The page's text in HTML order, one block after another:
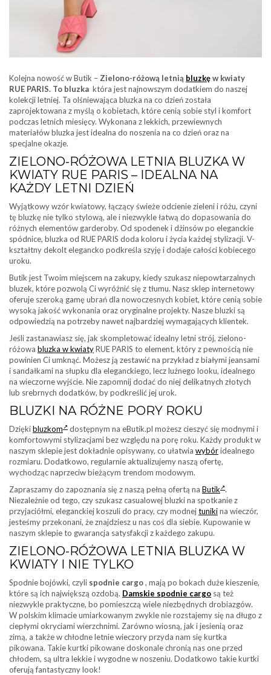
Kolejna nowość w Butik – Zielono-różową letnią bluzkęw kwiaty
RUE PARIS. To bluzka która jest najnowszym dodatkiem do naszej
kolekcji letniej. Ta olśniewająca bluzka na co dzień została
zaprojektowana z myślą o kobietach, które cenią sobie styl i komfort
podczas letnich miesięcy. Wykonana z lekkich, przewiewnych
materiałów bluzka jest idealna do noszenia na co dzień oraz na
specjalne okazje.
ZIELONO-RÓŻOWA LETNIA BLUZKA W
KWIATY RUE PARIS – IDEALNA NA
KAŻDY LETNI DZIEŃ
Wyjątkowy wzór kwiatowy, łączący świeże odcienie zieleni i różu, czyni
tę bluzkę nie tylko stylową, ale i niezwykle łatwą do dopasowania do
różnych elementów garderoby. Od spodenek i dżinsów po eleganckie
spódnice, bluzka od RUE PARIS doda koloru i życia każdej stylizacji. V-
kształtny dekolt elegancko podkreśla szyję i dodaje całości kobiecego
uroku.
Butik jest Twoim miejscem na zakupy, kiedy szukasz niepowtarzalnych
bluzek, które pozwolą Ci wyróżnić się z tłumu. Nasz sklep internetowy
oferuje szeroką gamę ubrań dla nowoczesnych kobiet, które cenią sobie
wysoką jakość wykonania oraz oryginalne projekty. Nasze bluzki są
odpowiedzią na potrzeby nawet najbardziej wymagających klientek.
Jeśli zastanawiasz się, jak skompletować idealny letni strój, zielono-
różowa bluzka w kwiatyRUE PARIS to element, który z pewnością nie
powinien Ci umknąć. Możesz ją zestawić na przykład z białymi jeansami
i sandałkami na słupku dla eleganckiego, lecz luźnego looku, idealnego
na wieczorne wyjście. Nie zapomnij dodać do niej delikatnych złotych
lub srebrnych dodatków, by podkreślić jej urok.
BLUZKI NA RÓŻNE PORY ROKU
Dziękibluzkom
dostępnym na eButik.pl możesz cieszyć się modnymi i
komfortowymi stylizacjami bez względu na porę roku. Każdy produkt w
naszym sklepie jest dokładnie opisywany, co ułatwia wybóridealnego
rozmiaru. Dodatkowo, regularnie aktualizujemy naszą ofertę,
wychodząc naprzeciw bieżącym trendom modowym.
Zapraszamy do zapoznania się z naszą pełną ofertą na Butik .
Niezależnie od tego, czy szukasz casualowej bluzki na spotkanie z
przyjaciółmi, eleganckiej koszuli do pracy, czy modnejtunikina wieczór,
jesteśmy przekonani, że znajdziesz u nas coś dla siebie. Kupowanie w
naszym sklepie to gwarancja satysfakcji z każdego zakupu.
ZIELONO-RÓŻOWA LETNIA BLUZKA W
KWIATY I NIE TYLKO
Spodnie bojówki, czyli spodnie cargo, mają po bokach duże kieszenie,
które są ich największą ozdobą. Damskie spodnie cargo są też
niezwykle praktyczne, bo pomieszczą wiele niezbędnych drobiazgów.
W polskim klimacie umiarkowanym zwykle nie rozstajemy się na długo z
ciepłymi okryciami wierzchnimi. Zarówno wiosną, jak i jesienią oraz
zimą, a także w chłodne letnie wieczory przyda nam się kurtka
pikowana. Takie kurtki pikowane doskonale chronią nas one przed
chłodem, są ultra lekkie i wygodne w noszeniu. Dodatkowo takie kurtki
oferują fantastyczny look!